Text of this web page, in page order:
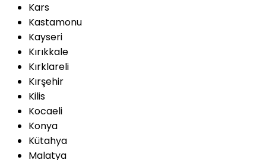
Kars
Kastamonu
Kayseri
Kırıkkale
Kırklareli
Kırşehir
Kilis
Kocaeli
Konya
Kütahya
Malatya